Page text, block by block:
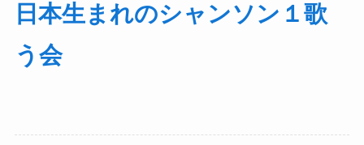
日本生まれのシャンソン１歌
う会